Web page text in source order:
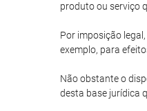
produto ou serviço
Por imposição
exemplo, para
Não obstante o
desta base jurídica